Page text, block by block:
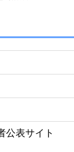
公表サイト